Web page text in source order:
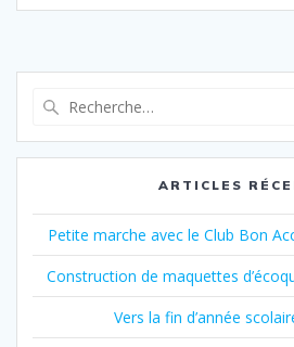
:
ARTICLES
Petite marche avec le Club Bon
Construction de maquettes
Vers la fin d’année